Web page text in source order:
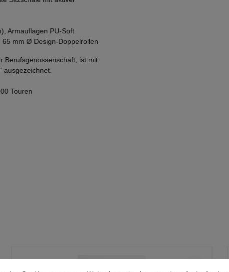
Armauflagen PU-Soft
mm Ø Design-Doppelrollen
Berufsgenossenschaft, ist mit
ausgezeichnet.
Touren